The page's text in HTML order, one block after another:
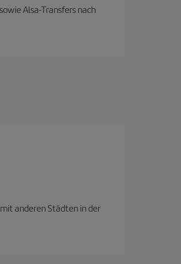
Alsa-Transfers nach
anderen Städten in der